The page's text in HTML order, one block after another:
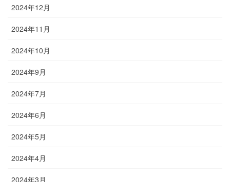
2024年12月
2024年11月
2024年10月
2024年9月
2024年7月
2024年6月
2024年5月
2024年4月
2024年3月